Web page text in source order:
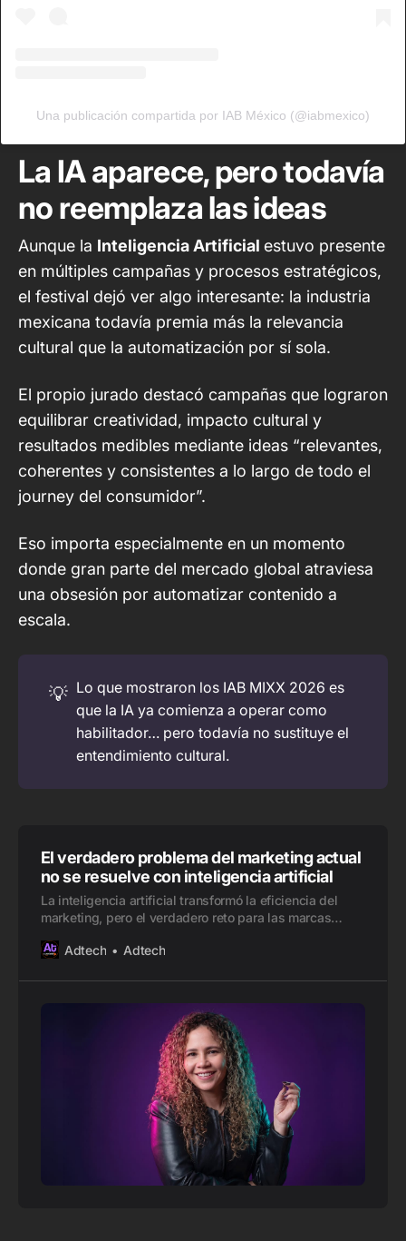
Una publicación compartida por IAB México (@iabmexico)
La IA aparece, pero todavía
no reemplaza las ideas
Aunque la Inteligencia Artificial estuvo presente
en múltiples campañas y procesos estratégicos,
el festival dejó ver algo interesante: la industria
mexicana todavía premia más la relevancia
cultural que la automatización por sí sola.
El propio jurado destacó campañas que lograron
equilibrar creatividad, impacto cultural y
resultados medibles mediante ideas “relevantes,
coherentes y consistentes a lo largo de todo el
journey del consumidor”.
Eso importa especialmente en un momento
donde gran parte del mercado global atraviesa
una obsesión por automatizar contenido a
escala.
💡 Lo que mostraron los IAB MIXX 2026 es
que la IA ya comienza a operar como
habilitador… pero todavía no sustituye el
entendimiento cultural.
El verdadero problema del marketing actual
no se resuelve con inteligencia artificial
La inteligencia artificial transformó la eficiencia del
marketing, pero el verdadero reto para las marcas
y humanas. Una reflexión sobre IA, personalización y
Adtech Adtech